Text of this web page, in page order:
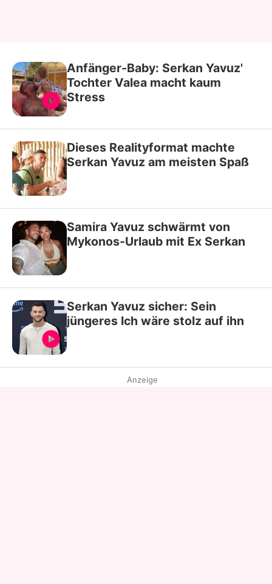
Anfänger-Baby: Serkan Yavuz'
Tochter Valea macht kaum
Stress
Dieses Realityformat machte
Serkan Yavuz am meisten Spaß
Samira Yavuz schwärmt von
Mykonos-Urlaub mit Ex Serkan
Serkan Yavuz sicher: Sein
jüngeres Ich wäre stolz auf ihn
Anzeige